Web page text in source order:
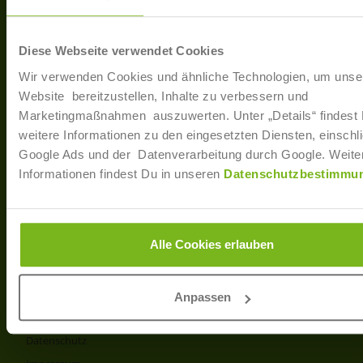
Diese Webseite verwendet Cookies
Wir verwenden Cookies und ähnliche Technologien, um
Website bereitzustellen, Inhalte zu verbessern und
Marketingmaßnahmen auszuwerten. Unter „Details“ findest
weitere Informationen zu den eingesetzten Diensten,
Google Ads und der Datenverarbeitung durch Google.
Informationen findest Du in unseren
Alle Cookies erlauben
Anpassen
40233 Düsseldorf
T: +49 (0)211 / 866 68 - 13
E-Mail: info@joborama.de
Über Uns
Veranstaltungen
Ansprechpartner
Partner
Produkt- und Preisliste
Disclaimer